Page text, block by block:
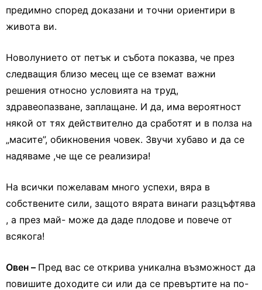
предимно според доказани и точни ориентири в
живота ви.
Новолунието от петък и събота показва, че през
следващия близо месец ще се вземат важни
решения относно условията на труд,
здравеопазване, заплащане. И да, има вероятност
някой от тях действително да сработят и в полза на
„масите”, обикновения човек. Звучи хубаво и да се
надяваме ,че ще се реализира!
На всички пожелавам много успехи, вяра в
собствените сили, защото вярата винаги разцъфтява
, а през май- може да даде плодове и повече от
всякога!
Овен – Пред вас се открива уникална възможност да
повишите доходите си или да се превъртите на по-